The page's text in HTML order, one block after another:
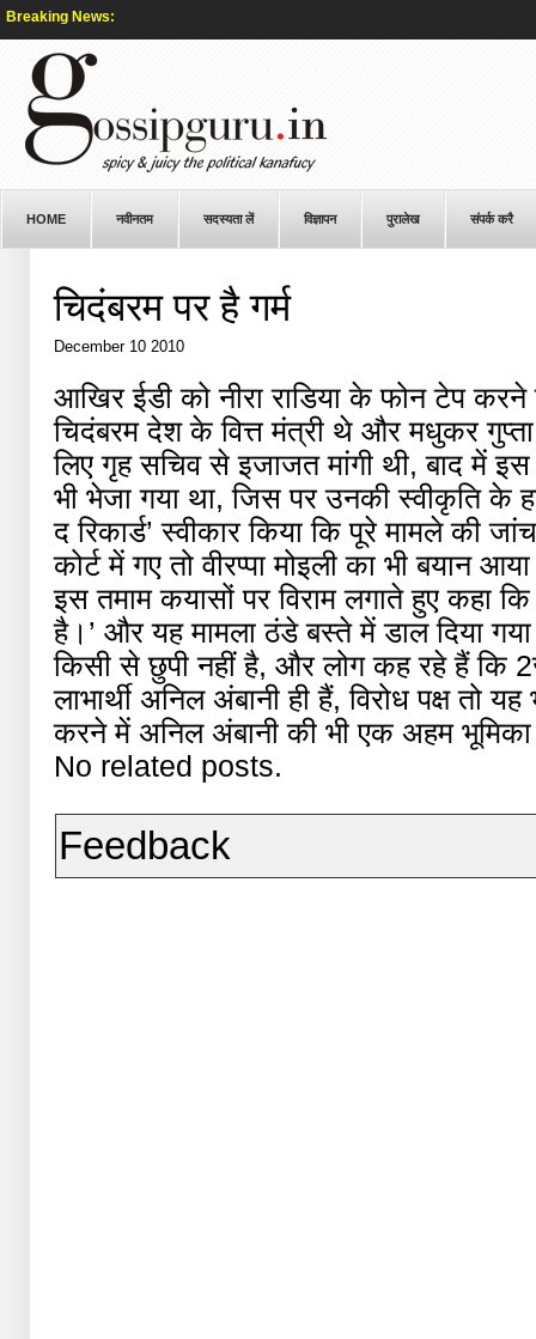
Breaking News:
HOME नवीनतम सदस्यता लें विज्ञापन पुरालेख संपर्क करै
चिदंबरम पर है गर्म
December 10 2010
आखिर ईडी को नीरा राडिया के फोन टेप
चिदंबरम देश के वित्त मंत्री थे और मधुकर
लिए गृह सचिव से इजाजत मांगी थी, बाद में
भी भेजा गया था, जिस पर उनकी स्वीकृति के
द रिकार्ड’ स्वीकार किया कि पूरे मामले की
कोर्ट में गए तो वीरप्पा मोइली का भी बयान
इस तमाम कयासों पर विराम लगाते हुए कहा
है।’ और यह मामला ठंडे बस्ते में डाल दिया
किसी से छुपी नहीं है, और लोग कह रहे हैं
लाभार्थी अनिल अंबानी ही हैं, विरोध पक्ष तो
करने में अनिल अंबानी की भी एक अहम
No related posts.
Feedback